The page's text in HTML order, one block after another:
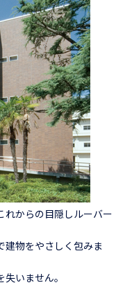
からの目隠しルーバー
物をやさしく包みま
いません。